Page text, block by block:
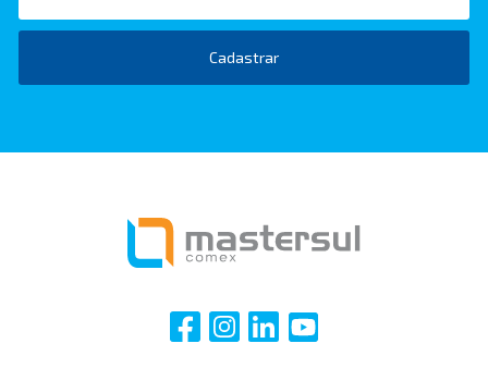
Cadastrar
i i i i